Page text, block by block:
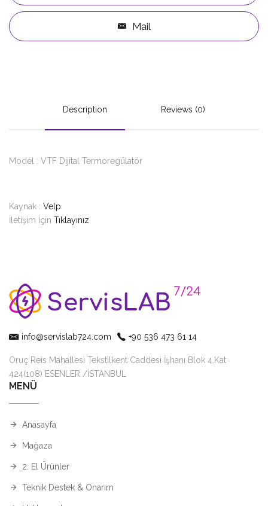
Mail
Description Reviews (0)
Model : VTF Dijital Termoregülatör
Kaynak : Velp
İletişim İçin Tıklayınız
info@servislab724.com +90 536 473 61 14
Oruç Reis Mahallesi Tekstilkent Caddesi İşhanı Blok 4.Kat
424(108) ESENLER /İSTANBUL
MENÜ
Anasayfa
Mağaza
2. El Ürünler
Teknik Destek & Onarım